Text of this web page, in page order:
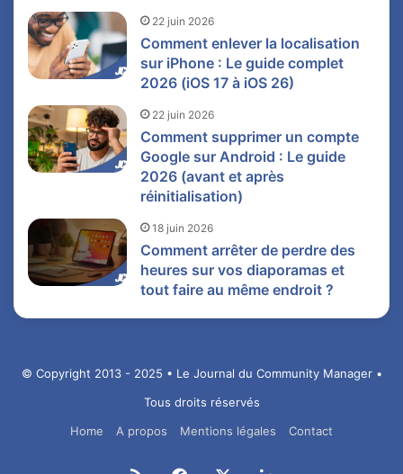
22 juin 2026
Comment enlever la localisation
sur iPhone : Le guide complet
2026 (iOS 17 à iOS 26)
22 juin 2026
Comment supprimer un compte
Google sur Android : Le guide
2026 (avant et après
réinitialisation)
18 juin 2026
Comment arrêter de perdre des
heures sur vos diaporamas et
tout faire au même endroit ?
© Copyright 2013 - 2025 • Le Journal du Community Manager •
Tous droits réservés
Home
A propos Mentions légales Contact